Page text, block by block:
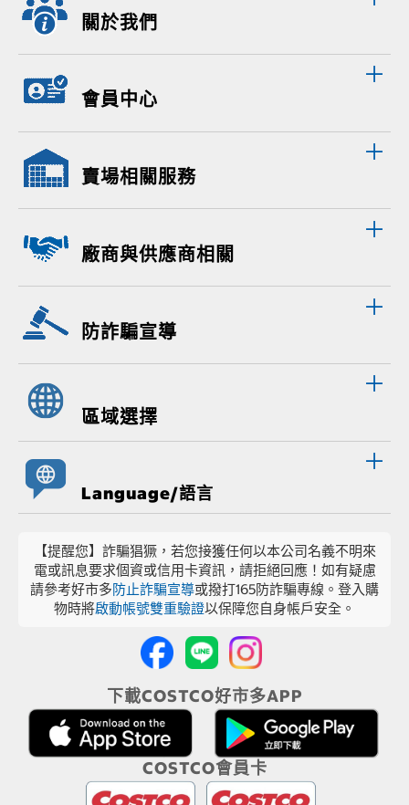
關於我們
會員中心
賣場相關服務
廠商與供應商相關
防詐騙宣導
區域選擇
Language/語言
【提醒您】詐騙猖獗，若您接獲任何以本公司名義不明來
電或訊息要求個資或信用卡資訊，請拒絕回應！如有疑慮
請參考好市多防止詐騙宣導或撥打165防詐騙專線。登入購
物時將啟動帳號雙重驗證以保障您自身帳戶安全。
下載COSTCO好市多APP
COSTCO會員卡